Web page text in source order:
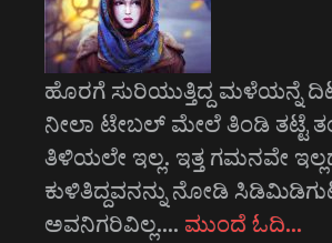
ಹೊರಗೆ ಸುರಿಯುತ್ತಿದ್ದ ಮಳೆಯನ್ನೆ
ನೀಲಾ ಟೇಬಲ್ ಮೇಲೆ ತಿಂಡಿ ತಟ್ಟೆ
ತಿಳಿಯಲೇ ಇಲ್ಲ. ಇತ್ತ ಗಮನವೇ
ಕುಳಿತಿದ್ದವನನ್ನು ನೋಡಿ
ಅವನಿಗರಿವಿಲ್ಲ.… ಮುಂದೆ ಓದಿ…